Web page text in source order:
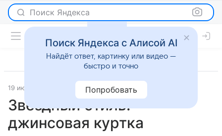
Поиск Яндекса
19 июля 2012
Звездный стиль:
джинсовая куртка
Поиск Яндекса с Алисой AI
Найдёт ответ, картинку или видео —
быстро и точно
Попробовать